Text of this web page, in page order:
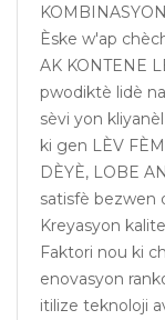
Èske w'ap
AK KONTENE
pwodiktè lidè
sèvi yon
ki gen LÈV
DÈYÈ, LOBE
satisfè bezwen
Kreyasyon
Faktori nou ki
enovasyon
itilize teknoloji